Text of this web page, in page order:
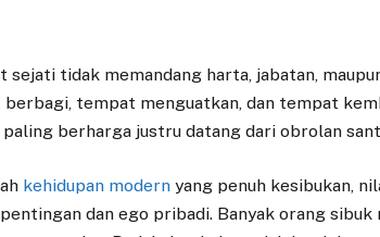
sejati tidak memandang harta, jabatan,
tempat menguatkan, dan tempat
paling berharga justru datang dari obrolan
kehidupan modern yang penuh kesibukan,
dan ego pribadi. Banyak orang